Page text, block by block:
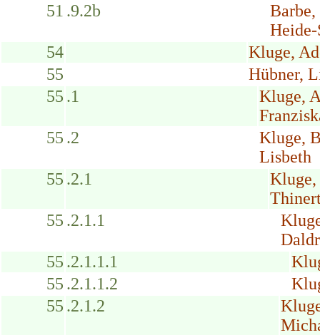
51 .9.2b
Heide-
54
Kluge,
55
Hübner,
55 .1
Kluge,
55 .2
Kluge,
Lisbeth
55 .2.1
55 .2.1.1
55 .2.1.1.1
55 .2.1.1.2
55 .2.1.2